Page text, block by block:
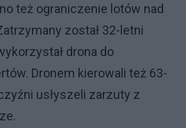
też ograniczenie lotów nad
został 32-letni
drona do
Dronem kierowali też 63-
usłyszeli zarzuty z